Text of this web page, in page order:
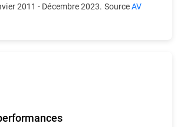
2011 - Décembre 2023. SourceAV